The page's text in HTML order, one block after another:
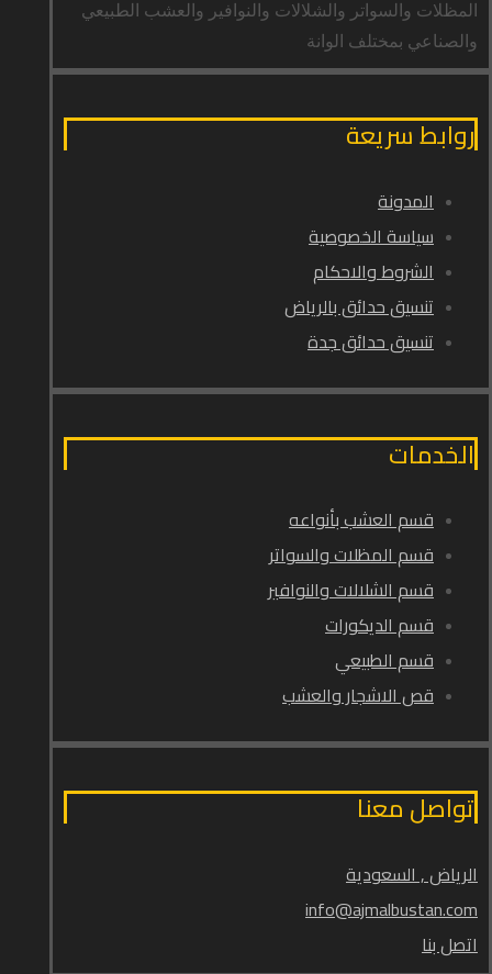
المظلات والسواتر والشلالات والنوافير والعشب الطبيعي
والصناعي بمختلف الوانة
روابط سريعة
المدونة
سياسة الخصوصية
الشروط والاحكام
تنسيق حدائق بالرياض
تنسيق حدائق جدة
الخدمات
قسم العشب بأنواعه
قسم المظلات والسواتر
قسم الشلالات والنوافير
قسم الديكورات
قسم الطبيعي
قص الاشجار والعشب
تواصل معنا
الرياض , السعودية
info@ajmalbustan.com
اتصل بنا